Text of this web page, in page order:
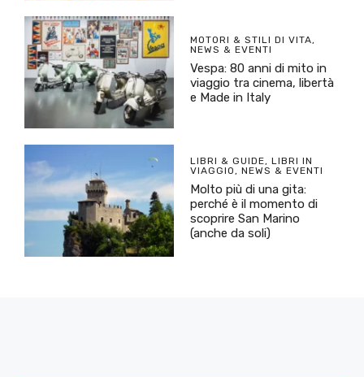
MOTORI & STILI DI VITA,
NEWS & EVENTI
Vespa: 80 anni di mito in
viaggio tra cinema, libertà
e Made in Italy
LIBRI & GUIDE, LIBRI IN
VIAGGIO, NEWS & EVENTI
Molto più di una gita:
perché è il momento di
scoprire San Marino
(anche da soli)